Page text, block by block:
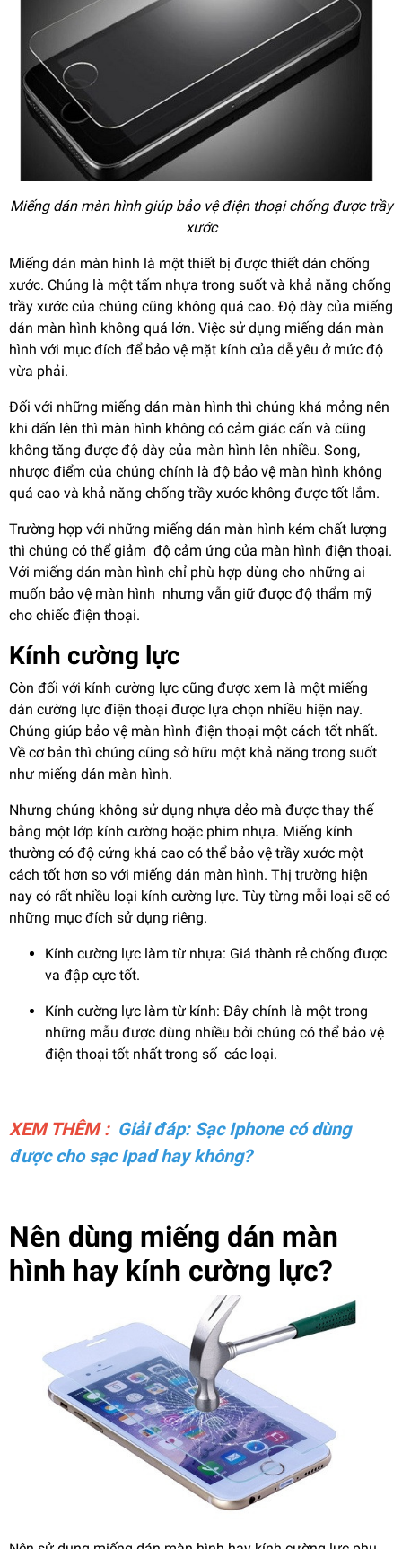
Miếng dán màn hình giúp bảo vệ điện thoại chống được trầy
xước
Miếng dán màn hình là một thiết bị được thiết dán chống
xước. Chúng là một tấm nhựa trong suốt và khả năng chống
trầy xước của chúng cũng không quá cao. Độ dày của miếng
dán màn hình không quá lớn. Việc sử dụng miếng dán màn
hình với mục đích để bảo vệ mặt kính của dễ yêu ở mức độ
vừa phải.
Đối với những miếng dán màn hình thì chúng khá mỏng nên
khi dấn lên thì màn hình không có cảm giác cấn và cũng
không tăng được độ dày của màn hình lên nhiều. Song,
nhược điểm của chúng chính là độ bảo vệ màn hình không
quá cao và khả năng chống trầy xước không được tốt lắm.
Trường hợp với những miếng dán màn hình kém chất lượng
thì chúng có thể giảm độ cảm ứng của màn hình điện thoại.
Với miếng dán màn hình chỉ phù hợp dùng cho những ai
muốn bảo vệ màn hình nhưng vẫn giữ được độ thẩm mỹ
cho chiếc điện thoại.
Kính cường lực
Còn đối với kính cường lực cũng được xem là một miếng
dán cường lực điện thoại được lựa chọn nhiều hiện nay.
Chúng giúp bảo vệ màn hình điện thoại một cách tốt nhất.
Về cơ bản thì chúng cũng sở hữu một khả năng trong suốt
như miếng dán màn hình.
Nhưng chúng không sử dụng nhựa dẻo mà được thay thế
bằng một lớp kính cường hoặc phim nhựa. Miếng kính
thường có độ cứng khá cao có thể bảo vệ trầy xước một
cách tốt hơn so với miếng dán màn hình. Thị trường hiện
nay có rất nhiều loại kính cường lực. Tùy từng mỗi loại sẽ có
những mục đích sử dụng riêng.
Kính cường lực làm từ nhựa: Giá thành rẻ chống được
va đập cực tốt.
Kính cường lực làm từ kính: Đây chính là một trong
những mẫu được dùng nhiều bởi chúng có thể bảo vệ
điện thoại tốt nhất trong số các loại.
XEM THÊM : Giải đáp: Sạc Iphone có dùng
được cho sạc Ipad hay không?
Nên dùng miếng dán màn
hình hay kính cường lực?